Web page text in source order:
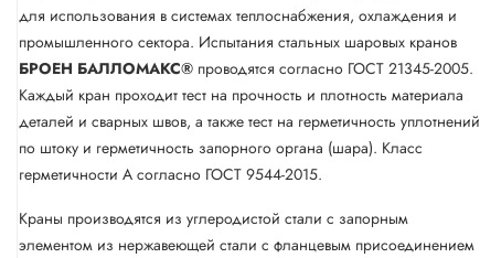
для использования в системах теплоснабжения, охлаждения и
промышленного сектора. Испытания стальных шаровых кранов
БРОЕН БАЛЛОМАКС® проводятся согласно ГОСТ 21345-2005.
Каждый кран проходит тест на прочность и плотность материала
деталей и сварных швов, а также тест на герметичность уплотнений
по штоку и герметичность запорного органа (шара). Класс
герметичности А согласно ГОСТ 9544-2015.
Краны производятся из углеродистой стали с запорным
элементом из нержавеющей стали с фланцевым присоединением